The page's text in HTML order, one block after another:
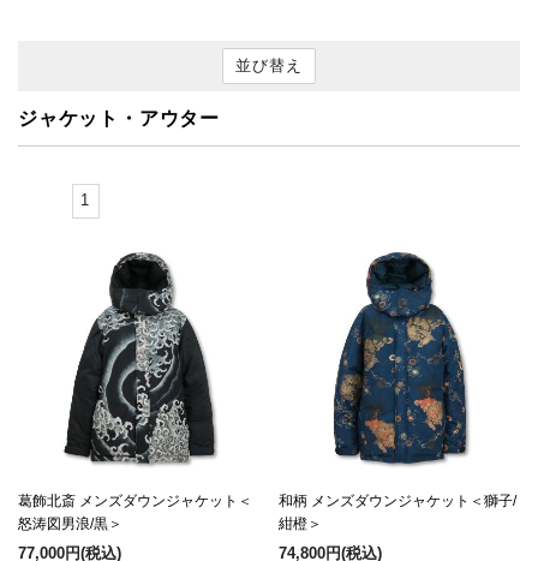
並び替え
ジャケット・アウター
1
葛飾北斎 メンズダウンジャケット＜
怒涛図男浪/黒＞
77,000円(税込)
和柄 メンズダウンジャケット＜獅子/
紺橙＞
74,800円(税込)